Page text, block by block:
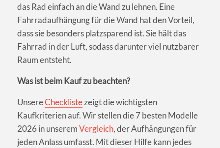
das Rad einfach an die Wand zu lehnen. Eine
Fahrradaufhängung für die Wand hat den Vorteil,
dass sie besonders platzsparend ist. Sie hält das
Fahrrad in der Luft, sodass darunter viel nutzbarer
Raum entsteht.
Was ist beim Kauf zu beachten?
UnsereChecklistezeigt die wichtigsten
Kaufkriterien auf. Wir stellen die 7 besten Modelle
2026 in unseremVergleich, der Aufhängungen für
jeden Anlass umfasst. Mit dieser Hilfe kann jedes